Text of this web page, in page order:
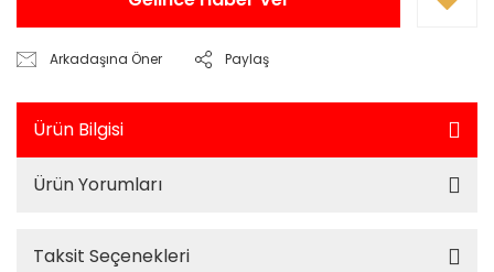
Arkadaşına Öner Paylaş
Ürün Bilgisi
Ürün Yorumları
Taksit Seçenekleri